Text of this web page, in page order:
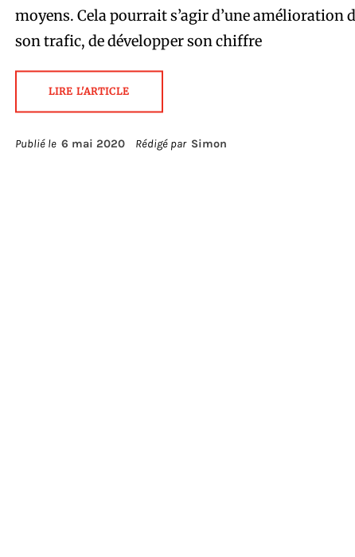
moyens. Cela pourrait s’agir d’une amélioration
son trafic, de développer son chiffre
LIRE L'ARTICLE
Publié le 6 mai 2020 Rédigé par Simon